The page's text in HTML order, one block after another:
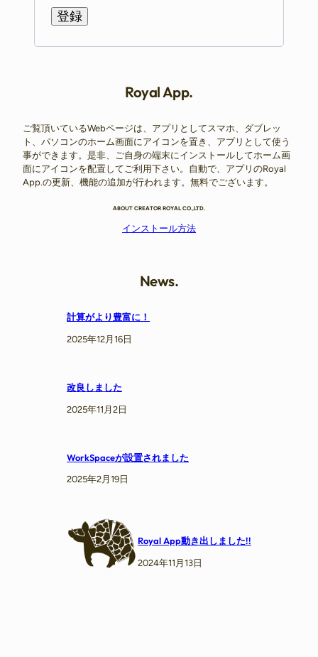
登録
Royal App.
ご覧頂いているWebページは、アプリとしてスマホ、ダブレッ
ト、パソコンのホーム画面にアイコンを置き、アプリとして使う
事ができます。是非、ご自身の端末にインストールしてホーム画
面にアイコンを配置してご利用下さい。自動で、アプリのRoyal
App.の更新、機能の追加が行われます。無料でございます。
ABOUT CREATOR ROYAL CO.,LTD.
インストール方法
News.
計算がより豊富に！
2025年12月16日
改良しました
2025年11月2日
WorkSpaceが設置されました
2025年2月19日
Royal App動き出しました!!
2024年11月13日